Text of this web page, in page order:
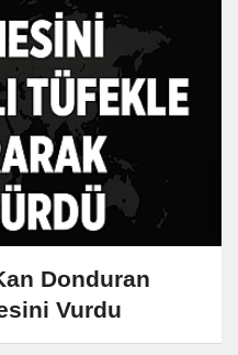
Donduran
Vurdu